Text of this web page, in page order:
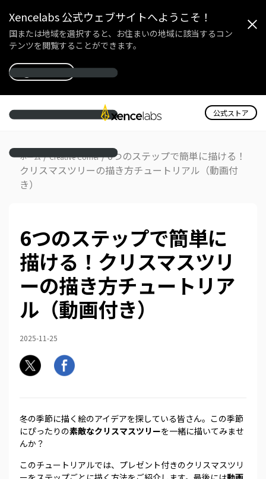
Xencelabs 公式ウェブサイトへようこそ！
国または地域を選択すると、お住まいの地域に該当するコン
テンツを閲覧することができます。
公式ストア
ホーム / Creative Corner /6つのステップで簡単に描ける！
クリスマスツリーの描き方チュートリアル（動画付
き）
6つのステップで簡単に
描ける！クリスマスツリ
ーの描き方チュートリア
ル（動画付き）
2025-11-25
冬の季節に描く絵のアイデアを探している皆さん。この季節
にぴったりの素敵なクリスマスツリーを一緒に描いてみませ
んか？
このチュートリアルでは、プレゼント付きのクリスマスツリ